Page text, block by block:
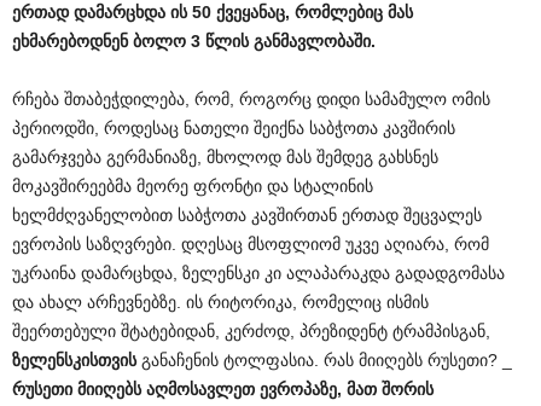
ერთად დამარცხდა ის50 ქვეყანაც, რომლებიც მას
ეხმარებოდნენ ბოლო 3 წლის განმავლობაში.
რჩება შთაბეჭდილება, რომ, როგორც დიდი სამამულო ომის
პერიოდში, როდესაც ნათელი შეიქნა საბჭოთა კავშირის
გამარჯვება გერმანიაზე, მხოლოდ მას შემდეგ გახსნეს
მოკავშირეებმა მეორე ფრონტი და სტალინის
ხელმძღვანელობით საბჭოთა კავშირთან ერთად შეცვალეს
ევროპის საზღვრები. დღესაც მსოფლიომ უკვე აღიარა, რომ
უკრაინა დამარცხდა, ზელენსკი კი ალაპარაკდა გადადგომასა
და ახალ არჩევნებზე. ის რიტორიკა, რომელიც ისმის
შეერთებული შტატებიდან, კერძოდ, პრეზიდენტ ტრამპისგან,
ზელენსკისთვისგანაჩენის ტოლფასია. რას მიიღებს რუსეთი? _
რუსეთი მიიღებს აღმოსავლეთ ევროპაზე, მათ შორის